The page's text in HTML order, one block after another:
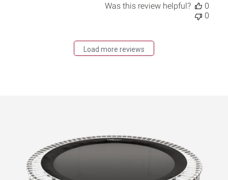
Was this review helpful?
0
0
Load more reviews